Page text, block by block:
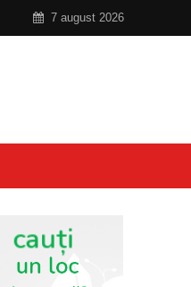
7 august 2026